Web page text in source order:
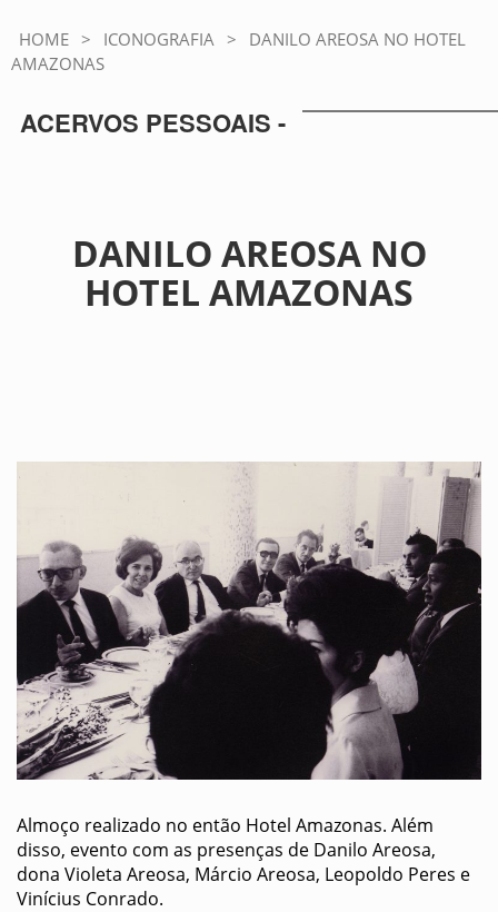
HOME > ICONOGRAFIA >
DANILO AREOSA NO HOTEL
AMAZONAS
ACERVOS PESSOAIS -
DANILO AREOSA NO
HOTEL AMAZONAS
Almoço realizado no então Hotel Amazonas. Além
disso, evento com as presenças de Danilo Areosa,
dona Violeta Areosa, Márcio Areosa, Leopoldo Peres e
Vinícius Conrado.